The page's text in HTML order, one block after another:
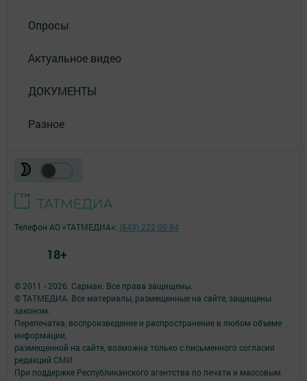
Опросы
Актуальное видео
ДОКУМЕНТЫ
Разное
© 2011 - 2026. Сарман. Все права защищены.
© ТАТМЕДИА. Все материалы, размещенные на сайте, защищены
законом.
Перепечатка, воспроизведение и распространение в любом объеме
информации,
размещенной на сайте, возможна только с письменного согласия
редакций СМИ.
При поддержке Республиканского агентства по печати и массовым
Телефон АО «ТАТМЕДИА»: (843) 222 09 84
18+